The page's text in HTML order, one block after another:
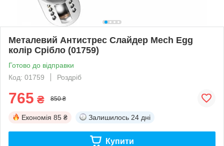
Металевий Антистрес Слайдер Mech Egg
колір Срібло (01759)
Готово до відправки
Код: 01759
Роздріб
765 ₴ 850 ₴
Економія 85 ₴ Залишилось 24 дні
Купити